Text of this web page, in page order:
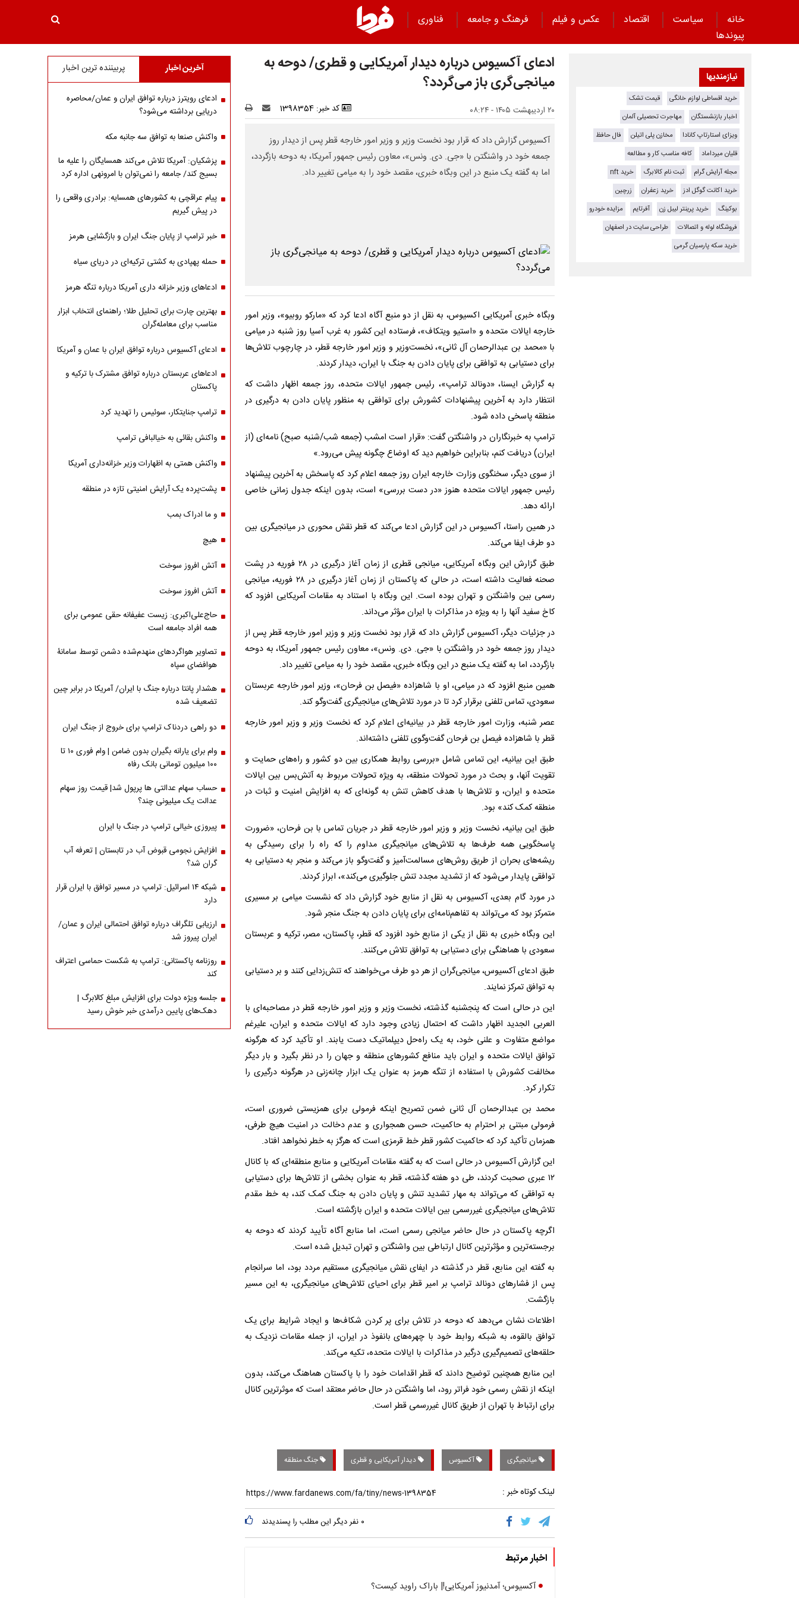
خانه سیاست اقتصاد عکس و فیلم فرهنگ و جامعه
فناوری
پیوند‌ها
ادعای آکسیوس درباره دیدار آمریکایی و قطری/ دوحه به
میانجی‌گری باز می‌گردد؟
۲۰ اردیبهشت ۱۴۰۵ - ۰۸:۲۴ کد خبر: 1398354
آکسیوس گزارش داد که قرار بود نخست وزیر و وزیر امور خارجه قطر پس از دیدار روز
جمعه خود در واشنگتن با «جی. دی. ونس»، معاون رئیس جمهور آمریکا، به دوحه بازگردد،
اما به گفته یک منبع در این وبگاه خبری، مقصد خود را به میامی تغییر داد.
وبگاه خبری آمریکایی اکسیوس، به نقل از دو منبع آگاه ادعا کرد که «مارکو روبیو»، وزیر امور
خارجه ایالات متحده و «استیو ویتکاف»، فرستاده این کشور به غرب آسیا روز شنبه در میامی
با «محمد بن عبدالرحمان آل ثانی»، نخست‌وزیر و وزیر امور خارجه قطر، در چارچوب تلاش‌ها
برای دستیابی به توافقی برای پایان دادن به جنگ با ایران، دیدار کردند.
به گزارش ایسنا، «دونالد ترامپ»، رئیس جمهور ایالات متحده، روز جمعه اظهار داشت که
انتظار دارد به آخرین پیشنهادات کشورش برای توافقی به منظور پایان دادن به درگیری در
منطقه پاسخی داده شود.
ترامپ به خبرنگاران در واشنگتن گفت: «قرار است امشب (جمعه شب/شنبه صبح) نامه‌ای (از
ایران) دریافت کنم، بنابراین خواهیم دید که اوضاع چگونه پیش می‌رود.»
از سوی دیگر، سخنگوی وزارت خارجه ایران روز جمعه اعلام کرد که پاسخش به آخرین پیشنهاد
رئیس جمهور ایالات متحده هنوز «در دست بررسی» است، بدون اینکه جدول زمانی خاصی
ارائه دهد.
در همین راستا، آکسیوس در این گزارش ادعا می‌کند که قطر نقش محوری در میانجیگری بین
دو طرف ایفا می‌کند.
طبق گزارش این وبگاه آمریکایی، میانجی قطری از زمان آغاز درگیری در ۲۸ فوریه در پشت
صحنه فعالیت داشته است، در حالی که پاکستان از زمان آغاز درگیری در ۲۸ فوریه، میانجی
رسمی بین واشنگتن و تهران بوده است. این وبگاه با استناد به مقامات آمریکایی افزود که
کاخ سفید آنها را به ویژه در مذاکرات با ایران مؤثر می‌داند.
در جزئیات دیگر، آکسیوس گزارش داد که قرار بود نخست وزیر و وزیر امور خارجه قطر پس از
دیدار روز جمعه خود در واشنگتن با «جی. دی. ونس»، معاون رئیس جمهور آمریکا، به دوحه
بازگردد، اما به گفته یک منبع در این وبگاه خبری، مقصد خود را به میامی تغییر داد.
همین منبع افزود که در میامی، او با شاهزاده «فیصل بن فرحان»، وزیر امور خارجه عربستان
سعودی، تماس تلفنی برقرار کرد تا در مورد تلاش‌های میانجیگری گفت‌وگو کند.
عصر شنبه، وزارت امور خارجه قطر در بیانیه‌ای اعلام کرد که نخست وزیر و وزیر امور خارجه
قطر با شاهزاده فیصل بن فرحان گفت‌وگوی تلفنی داشته‌اند.
طبق این بیانیه، این تماس شامل «بررسی روابط همکاری بین دو کشور و راه‌های حمایت و
تقویت آنها، و بحث در مورد تحولات منطقه، به ویژه تحولات مربوط به آتش‌بس بین ایالات
متحده و ایران، و تلاش‌ها با هدف کاهش تنش به گونه‌ای که به افزایش امنیت و ثبات در
منطقه کمک کند» بود.
طبق این بیانیه، نخست وزیر و وزیر امور خارجه قطر در جریان تماس با بن فرحان، «ضرورت
پاسخگویی همه طرف‌ها به تلاش‌های میانجیگری مداوم را که راه را برای رسیدگی به
ریشه‌های بحران از طریق روش‌های مسالمت‌آمیز و گفت‌وگو باز می‌کند و منجر به دستیابی به
توافقی پایدار می‌شود که از تشدید مجدد تنش جلوگیری می‌کند»، ابراز کردند.
در مورد گام بعدی، آکسیوس به نقل از منابع خود گزارش داد که نشست میامی بر مسیری
متمرکز بود که می‌تواند به تفاهم‌نامه‌ای برای پایان دادن به جنگ منجر شود.
این وبگاه خبری به نقل از یکی از منابع خود افزود که قطر، پاکستان، مصر، ترکیه و عربستان
سعودی با هماهنگی برای دستیابی به توافق تلاش می‌کنند.
طبق ادعای آکسیوس، میانجی‌گران از هر دو طرف می‌خواهند که تنش‌زدایی کنند و بر دستیابی
به توافق تمرکز نمایند.
این در حالی است که پنجشنبه گذشته، نخست وزیر و وزیر امور خارجه قطر در مصاحبه‌ای با
العربی الجدید اظهار داشت که احتمال زیادی وجود دارد که ایالات متحده و ایران، علیرغم
مواضع متفاوت و علنی خود، به یک راه‌حل دیپلماتیک دست یابند. او تأکید کرد که هرگونه
توافق ایالات متحده و ایران باید منافع کشورهای منطقه و جهان را در نظر بگیرد و بار دیگر
مخالفت کشورش با استفاده از تنگه هرمز به عنوان یک ابزار چانه‌زنی در هرگونه درگیری را
تکرار کرد.
محمد بن عبدالرحمان آل ثانی ضمن تصریح اینکه فرمولی برای همزیستی ضروری است،
فرمولی مبتنی بر احترام به حاکمیت، حسن همجواری و عدم دخالت در امنیت هیچ طرفی،
همزمان تأکید کرد که حاکمیت کشور قطر خط قرمزی است که هرگز به خطر نخواهد افتاد.
این گزارش آکسیوس در حالی است که به گفته مقامات آمریکایی و منابع منطقه‌ای که با کانال
۱۲ عبری صحبت کردند، طی دو هفته گذشته، قطر به عنوان بخشی از تلاش‌ها برای دستیابی
به توافقی که می‌تواند به مهار تشدید تنش و پایان دادن به جنگ کمک کند، به خط مقدم
تلاش‌های میانجیگری غیررسمی بین ایالات متحده و ایران بازگشته است.
اگرچه پاکستان در حال حاضر میانجی رسمی است، اما منابع آگاه تأیید کردند که دوحه به
برجسته‌ترین و مؤثرترین کانال ارتباطی بین واشنگتن و تهران تبدیل شده است.
به گفته این منابع، قطر در گذشته در ایفای نقش میانجیگری مستقیم مردد بود، اما سرانجام
پس از فشارهای دونالد ترامپ بر امیر قطر برای احیای تلاش‌های میانجیگری، به این مسیر
بازگشت.
اطلاعات نشان می‌دهد که دوحه در تلاش برای پر کردن شکاف‌ها و ایجاد شرایط برای یک
توافق بالقوه، به شبکه روابط خود با چهره‌های بانفوذ در ایران، از جمله مقامات نزدیک به
حلقه‌های تصمیم‌گیری درگیر در مذاکرات با ایالات متحده، تکیه می‌کند.
این منابع همچنین توضیح دادند که قطر اقدامات خود را با پاکستان هماهنگ می‌کند، بدون
اینکه از نقش رسمی خود فراتر رود، اما واشنگتن در حال حاضر معتقد است که موثرترین کانال
برای ارتباط با تهران از طریق کانال غیررسمی قطر است.
میانجیگری آکسیوس دیدار آمریکایی و قطری جنگ منطقه
لینک کوتاه خبر :
۰ نفر دیگر این مطلب را پسندیدند
اخبار مرتبط
آکسیوس؛ آمدنیوز آمریکایی!| باراک راوید کیست؟
نیازمندیها
خرید اقساطی لوازم خانگی
قیمت تشک
اخبار بازنشستگان
مهاجرت تحصیلی آلمان
ویزای استارتاپ کانادا
مخازن پلی اتیلن
فال حافظ
قلیان میرداماد
کافه مناسب کار و مطالعه
مجله آرایش گرام
ثبت نام کالابرگ
خرید nft
خرید اکانت گوگل ادز
خرید زعفران
زرچین
بوکینگ
خرید پرینتر لیبل زن آفرتایم
مزایده خودرو
فروشگاه لوله و اتصالات
طراحی سایت در اصفهان
خرید سکه پارسیان گرمی
آخرین اخبار پربیننده ترین اخبار
ادعای رویترز درباره توافق ایران و عمان/محاصره
دریایی برداشته می‌شود؟
واکنش صنعا به توافق سه جانبه مکه
پزشکیان: آمریکا تلاش می‌کند همسایگان را علیه ما
بسیج کند/ جامعه را نمی‌توان با امرونهی اداره کرد
پیام عراقچی به کشورهای همسایه: برادری واقعی را
در پیش گیریم
خبر ترامپ از پایان جنگ ایران و بازگشایی هرمز
حمله پهپادی به کشتی ترکیه‌ای در دریای سیاه
ادعاهای وزیر خزانه داری آمریکا درباره تنگه هرمز
بهترین چارت برای تحلیل طلا؛ راهنمای انتخاب ابزار
مناسب برای معامله‌گران
ادعای آکسیوس درباره توافق ایران با عمان و آمریکا
ادعاهای عربستان درباره توافق مشترک با ترکیه و
پاکستان
ترامپ جنایتکار، سوئیس را تهدید کرد
واکنش بقائی به خیالبافی ترامپ
واکنش همتی به اظهارات وزیر خزانه‌داری آمریکا
پشت‌پرده یک آرایش امنیتی تازه در منطقه
و ما ادراک بمب
هیچ
آتش افروز سوخت
آتش افروز سوخت
حاج‌علی‌اکبری: زیست عفیفانه حقی عمومی برای
همه افراد جامعه است
تصاویر هواگردهای منهدم‌شده دشمن توسط سامانۀ
هوافضای سپاه
هشدار پانتا درباره جنگ با ایران/ آمریکا در برابر چین
تضعیف شده
دو راهی دردناک ترامپ برای خروج از جنگ ایران
وام برای یارانه بگیران بدون ضامن | وام فوری ۱۰ تا
۱۰۰ میلیون تومانی بانک رفاه
حساب سهام عدالتی ها پرپول شد| قیمت روز سهام
عدالت یک میلیونی چند؟
پیروزی خیالی ترامپ در جنگ با ایران
افزایش نجومی قبوض آب در تابستان | تعرفه آب
گران شد؟
شبکه ۱۴ اسرائیل: ترامپ در مسیر توافق با ایران قرار
دارد
ارزیابی تلگراف درباره توافق احتمالی ایران و عمان/
ایران پیروز شد
روزنامه پاکستانی: ترامپ به شکست حماسی اعتراف
کند
جلسه ویژه دولت برای افزایش مبلغ کالابرگ |
دهک‌های پایین درآمدی خبر خوش رسید